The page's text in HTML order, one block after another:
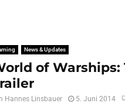
News & Updates
of Warships:
Hannes Linsbauer 5. Juni 2014